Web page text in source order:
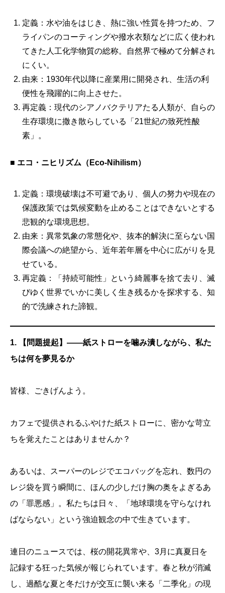
定義：水や油をはじき、熱に強い性質を持つため、フ
ライパンのコーティングや撥水衣類などに広く使われ
てきた人工化学物質の総称。自然界で極めて分解され
にくい。
由来：1930年代以降に産業用に開発され、生活の利
便性を飛躍的に向上させた。
再定義：現代のシアノバクテリアたる人類が、自らの
生存環境に撒き散らしている「21世紀の致死性酸
素」。
■ エコ・ニヒリズム（Eco-Nihilism）
定義：環境破壊は不可避であり、個人の努力や現在の
保護政策では気候変動を止めることはできないとする
悲観的な環境思想。
由来：異常気象の常態化や、抜本的解決に至らない国
際会議への絶望から、近年若年層を中心に広がりを見
せている。
再定義：「持続可能性」という綺麗事を捨て去り、滅
びゆく世界でいかに美しく生き残るかを探求する、知
的で洗練された諦観。
1. 【問題提起】——紙ストローを噛み潰しながら、私た
ちは何を夢見るか
皆様、ごきげんよう。
カフェで提供されるふやけた紙ストローに、密かな苛立
ちを覚えたことはありませんか？
あるいは、スーパーのレジでエコバッグを忘れ、数円の
レジ袋を買う瞬間に、ほんの少しだけ胸の奥をよぎるあ
の「罪悪感」。私たちは日々、「地球環境を守らなけれ
ばならない」という強迫観念の中で生きています。
連日のニュースでは、桜の開花異常や、3月に真夏日を
記録する狂った気候が報じられています。春と秋が消滅
し、過酷な夏と冬だけが交互に襲い来る「二季化」の現